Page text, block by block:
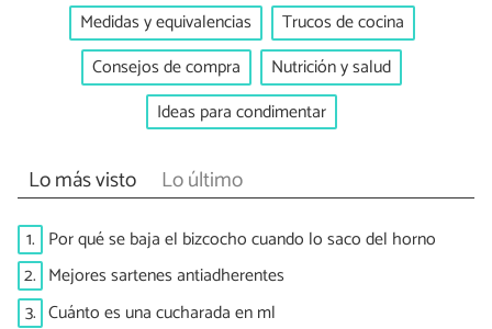
Medidas y equivalencias
Trucos de cocina
Consejos de compra
Nutrición y salud
Ideas para condimentar
Lo más visto Lo último
1. Por qué se baja el bizcocho cuando lo saco del horno
2. Mejores sartenes antiadherentes
3. Cuánto es una cucharada en ml